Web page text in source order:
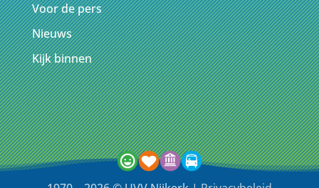
Voor de pers
Nieuws
Kijk binnen